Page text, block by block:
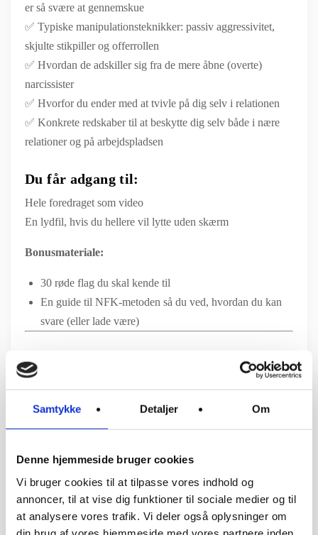
Samtykke Detaljer Om
Denne hjemmeside bruger cookies
Vi bruger cookies til at tilpasse vores indhold og
annoncer, til at vise dig funktioner til sociale medier og til
at analysere vores trafik. Vi deler også oplysninger om
er så svære at gennemskue
✅ Typiske manipulationsteknikker: passiv aggressivitet,
skjulte stikpiller og offerrollen
✅ Hvordan de adskiller sig fra de mere åbne (overte)
narcissister
✅ Hvorfor du ender med at tvivle på dig selv i relationen
✅ Konkrete redskaber til at beskytte dig selv både i nære
relationer og på arbejdspladsen
Du får adgang til:
Hele foredraget som video
En lydfil, hvis du hellere vil lytte uden skærm
Bonusmateriale:
30 røde flag du skal kende til
En guide til NFK-metoden så du ved, hvordan du kan
svare (eller lade være)
Dette er for dig, der:
narcissist
ønske, du havde haft tidligere.